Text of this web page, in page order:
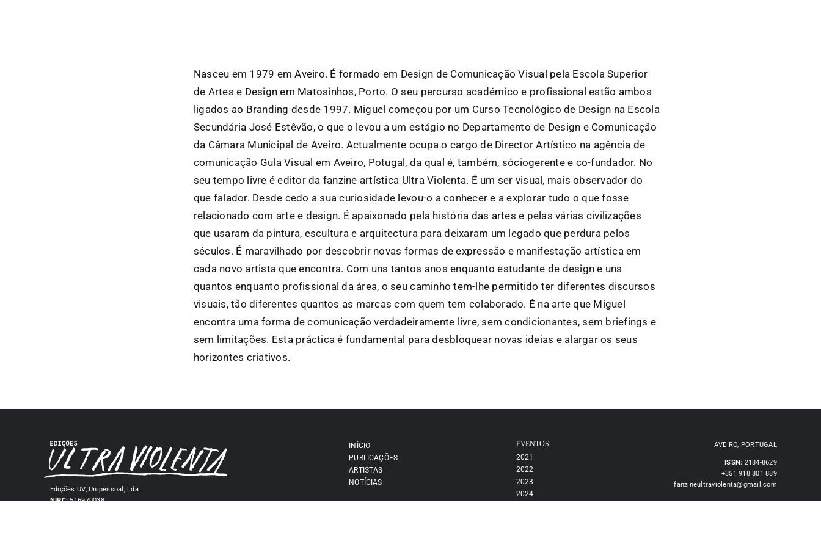
Nasceu em 1979 em Aveiro. É formado em Design de Comunicação Visual pela Escola Superior
de Artes e Design em Matosinhos, Porto. O seu percurso académico e profissional estão ambos
ligados ao Branding desde 1997. Miguel começou por um Curso Tecnológico de Design na Escola
Secundária José Estêvão, o que o levou a um estágio no Departamento de Design e Comunicação
da Câmara Municipal de Aveiro. Actualmente ocupa o cargo de Director Artístico na agência de
comunicação Gula Visual em Aveiro, Potugal, da qual é, também, sóciogerente e co-fundador. No
seu tempo livre é editor da fanzine artística Ultra Violenta. É um ser visual, mais observador do
que falador. Desde cedo a sua curiosidade levou-o a conhecer e a explorar tudo o que fosse
relacionado com arte e design. É apaixonado pela história das artes e pelas várias civilizações
que usaram da pintura, escultura e arquitectura para deixaram um legado que perdura pelos
séculos. É maravilhado por descobrir novas formas de expressão e manifestação artística em
cada novo artista que encontra. Com uns tantos anos enquanto estudante de design e uns
quantos enquanto profissional da área, o seu caminho tem-lhe permitido ter diferentes discursos
visuais, tão diferentes quantos as marcas com quem tem colaborado. É na arte que Miguel
encontra uma forma de comunicação verdadeiramente livre, sem condicionantes, sem briefings e
sem limitações. Esta práctica é fundamental para desbloquear novas ideias e alargar os seus
horizontes criativos.
Edições UV, Unipessoal, Lda
NIPC:516970038
INÍCIO
PUBLICAÇÕES
ARTISTAS
NOTÍCIAS
EVENTOS
2021
2022
2023
2024
AVEIRO, PORTUGAL
ISSN: 2184-8629
+351 918 801 889
fanzineultraviolenta@gmail.com